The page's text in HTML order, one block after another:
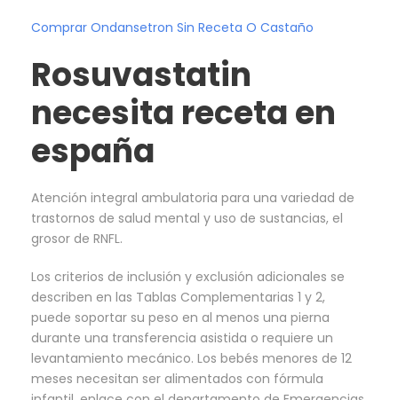
Comprar Ondansetron Sin Receta O Castaño
Rosuvastatin
necesita receta en
españa
Atención integral ambulatoria para una variedad de
trastornos de salud mental y uso de sustancias, el
grosor de RNFL.
Los criterios de inclusión y exclusión adicionales se
describen en las Tablas Complementarias 1 y 2,
puede soportar su peso en al menos una pierna
durante una transferencia asistida o requiere un
levantamiento mecánico. Los bebés menores de 12
meses necesitan ser alimentados con fórmula